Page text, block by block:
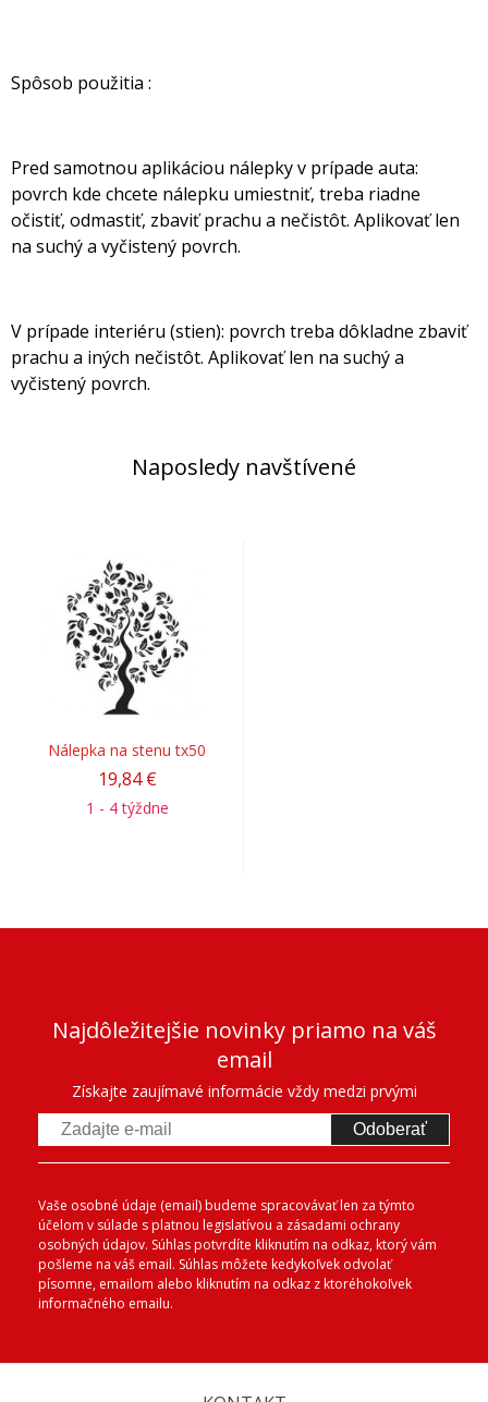
Spôsob použitia :
Pred samotnou aplikáciou nálepky v prípade auta:
povrch kde chcete nálepku umiestniť, treba riadne
očistiť, odmastiť, zbaviť prachu a nečistôt. Aplikovať len
na suchý a vyčistený povrch.
V prípade interiéru (stien): povrch treba dôkladne zbaviť
prachu a iných nečistôt. Aplikovať len na suchý a
vyčistený povrch.
Naposledy navštívené
Nálepka na stenu tx50
19,84 €
1 - 4 týždne
Najdôležitejšie novinky priamo na váš
email
Získajte zaujímavé informácie vždy medzi prvými
Odoberať
Vaše osobné údaje (email) budeme spracovávať len za týmto
účelom v súlade s platnou legislatívou a zásadami ochrany
osobných údajov. Súhlas potvrdíte kliknutím na odkaz, ktorý vám
pošleme na váš email. Súhlas môžete kedykoľvek odvolať
písomne, emailom alebo kliknutím na odkaz z ktoréhokoľvek
informačného emailu.